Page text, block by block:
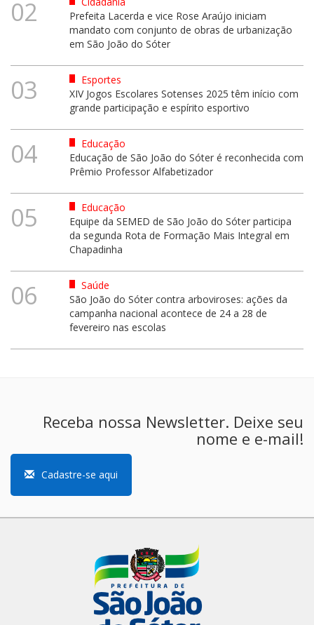
02
Prefeita Lacerda e vice Rose Araújo iniciam
mandato com conjunto de obras de urbanização
em São João do Sóter
03
Esportes
XIV Jogos Escolares Sotenses 2025 têm início com
grande participação e espírito esportivo
04
Educação
Educação de São João do Sóter é reconhecida com
Prêmio Professor Alfabetizador
05
Educação
Equipe da SEMED de São João do Sóter participa
da segunda Rota de Formação Mais Integral em
Chapadinha
06
Saúde
São João do Sóter contra arboviroses: ações da
campanha nacional acontece de 24 a 28 de
fevereiro nas escolas
Receba nossa Newsletter. Deixe seu
nome e e-mail!
Cadastre-se aqui